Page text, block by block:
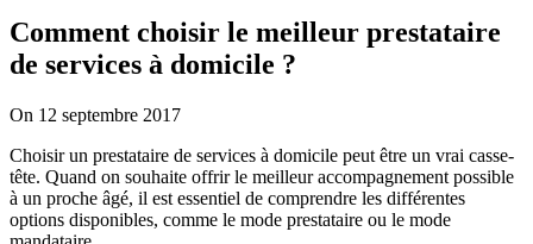
Comment choisir le meilleur prestataire
de services à domicile ?
On 12 septembre 2017
Choisir un prestataire de services à domicile peut être un vrai casse-
tête. Quand on souhaite offrir le meilleur accompagnement possible
à un proche âgé, il est essentiel de comprendre les différentes
options disponibles, comme le mode prestataire ou le mode